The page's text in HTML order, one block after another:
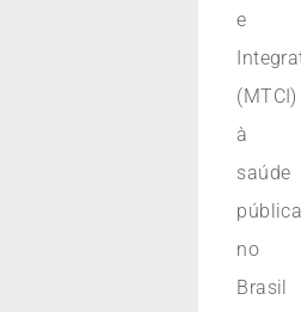
e
(MTCI)
à
saúde
no
Brasil